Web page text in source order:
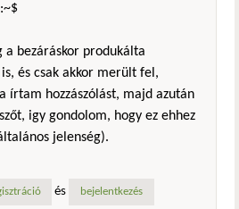
a bezáráskor produkálta
és csak akkor merült fel,
írtam hozzászólást, majd azután
igy gondolom, hogy ez ehhez
jelenség).
és bejelentkezés